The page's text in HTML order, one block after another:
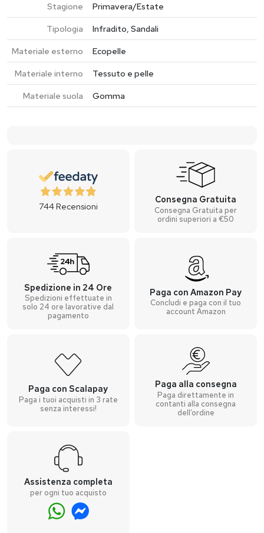
Stagione
Primavera/Estate
Tipologia
Infradito, Sandali
Materiale esterno
Ecopelle
Materiale interno
Tessuto e pelle
Materiale suola
Gomma
744Recensioni
Consegna Gratuita
Consegna Gratuita per
ordini superiori a €50
Spedizione in 24 Ore
Spedizioni effettuate in
solo 24 ore lavorative dal
pagamento
Paga con Amazon Pay
Concludi e paga con il tuo
account Amazon
Paga con Scalapay
Paga i tuoi acquisti in 3 rate
senza interessi!
Paga alla consegna
Paga direttamente in
contanti alla consegna
dell’ordine
Assistenza completa
per ogni tuo acquisto